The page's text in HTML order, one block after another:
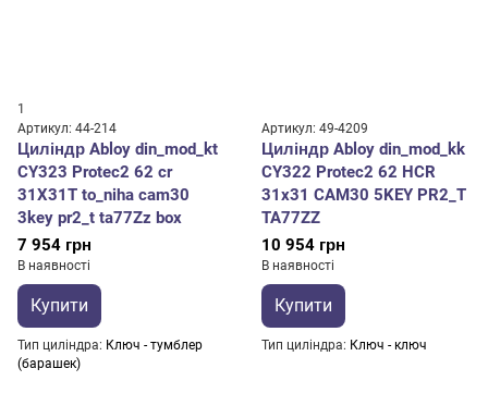
1
Артикул: 44-214
Циліндр Abloy din_mod_kt
CY323 Protec2 62 cr
31X31T to_niha cam30
3key pr2_t ta77Zz box
7 954 грн
В наявності
Купити
Тип циліндра
Ключ - тумблер
(барашек)
Артикул: 49-4209
Циліндр Abloy din_mod_kk
CY322 Protec2 62 HCR
31x31 CAM30 5KEY PR2_T
TA77ZZ
10 954 грн
В наявності
Купити
Тип циліндра Ключ - ключ